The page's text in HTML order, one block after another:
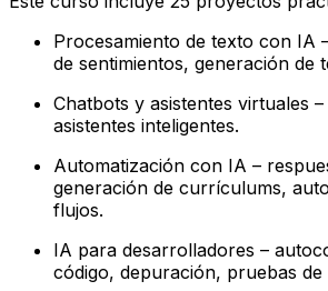
Procesamiento de texto con IA
de sentimientos, generación de
Chatbots y asistentes virtuales
asistentes inteligentes.
Automatización con IA –
generación de currículums,
flujos.
IA para desarrolladores –
código, depuración, pruebas de